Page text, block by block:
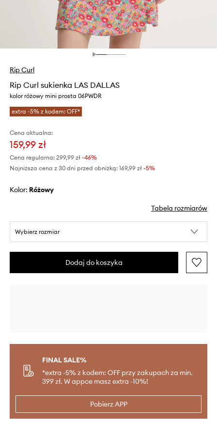
Rip Curl
Rip Curl sukienka LAS DALLAS
kolor różowy mini prosta 06PWDR
extra -5% z kodem: OFF*
Cena aktualna:
159,99 zł
Cena regularna: 299,99 zł -46%
Najniższa cena z 30 dni przed obniżką: 169,99 zł -5%
Kolor: różowy
Tabela rozmiarów
Wybierz rozmiar
Dodaj do koszyka
FINAL SALE%
*extra -5% z kodem: OFF przy zakupach za min.
399 zł. W appce masz extra -10%!
Pobierz APP